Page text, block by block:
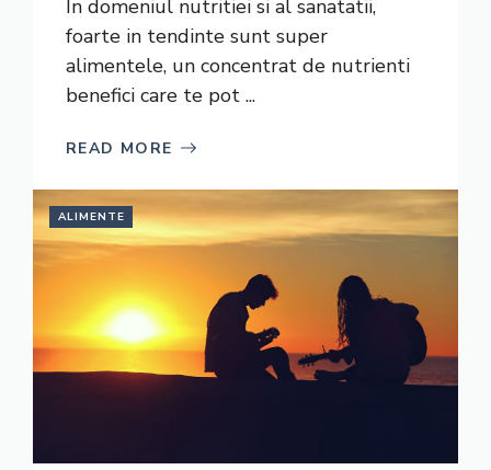
In domeniul nutritiei si al sanatatii,
foarte in tendinte sunt super
alimentele, un concentrat de nutrienti
benefici care te pot ...
READ MORE
ALIMENTE